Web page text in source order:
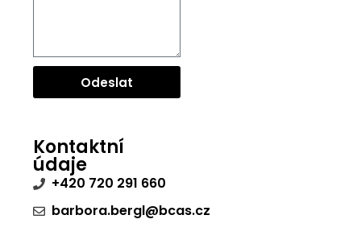
Odeslat
Kontaktní
údaje
+420 720 291 660
barbora.bergl@bcas.cz